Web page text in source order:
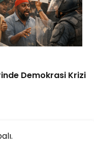
Demokrasi Krizi